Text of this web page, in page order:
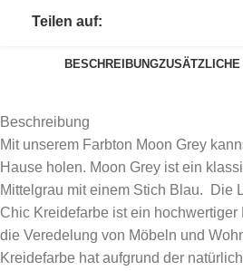
Teilen auf:
BESCHREIBUNG
Beschreibung
Mit unserem Farbton Moon Grey
Hause holen. Moon Grey ist ein
Mittelgrau mit einem Stich Blau. Die
Chic Kreidefarbe ist ein
die Veredelung von Möbeln und
Kreidefarbe hat aufgrund der